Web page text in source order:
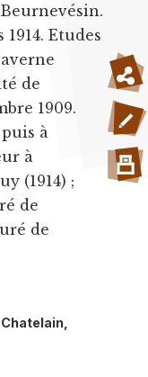
Etudes
de
1909.
à
à
(1914) ;
de
de